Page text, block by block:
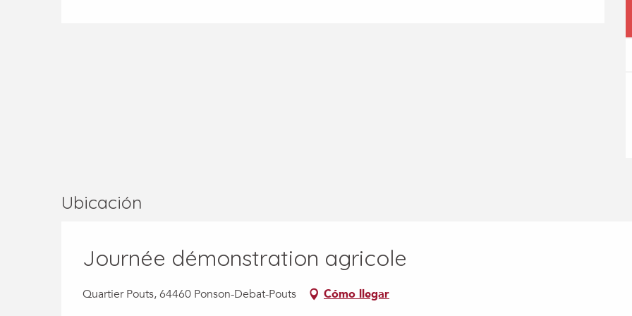
Ubicación
Journée démonstration agricole
Quartier Pouts, 64460 Ponson-Debat-Pouts Cómo llegar